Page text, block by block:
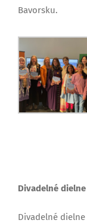
Bavorsku.
Divadelné
Divadelné